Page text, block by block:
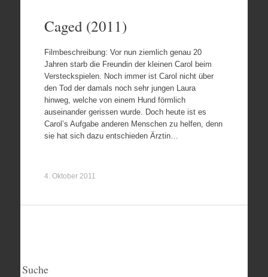
Caged (2011)
Filmbeschreibung: Vor nun ziemlich genau 20
Jahren starb die Freundin der kleinen Carol beim
Versteckspielen. Noch immer ist Carol nicht über
den Tod der damals noch sehr jungen Laura
hinweg, welche von einem Hund förmlich
auseinander gerissen wurde. Doch heute ist es
Carol’s Aufgabe anderen Menschen zu helfen, denn
sie hat sich dazu entschieden Ärztin…
4. Oktober 2011
Suche